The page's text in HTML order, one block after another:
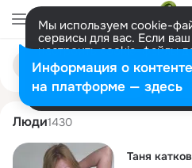
Мы используем cookie-
сервисы для вас. Если
настроить cookie-файлы
представитель. Больше
Разрешить все
Поиск
людям
tanya katkova
Люди1430
Таня
Информация о контенте
на платформе — здесь